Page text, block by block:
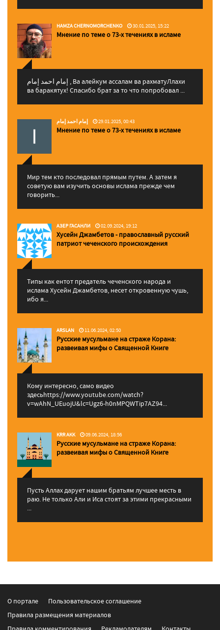
HAMZA CHERNOMORCHENKO 30.01.2025, 15:22
Мнение по теме о 73-х течениях в исламе
إمام احمد إمام , Ва алейкум ассалам ва рахматуЛлахи
ва баракятух! Спасибо брат за то что попробовал ...
إمام احمد إمام 29.01.2025, 00:43
Мнение по теме о 73-х течениях в исламе
Мир тем кто последовал прямым путем. А затем я
советую вам изучить основы ислама прежде чем
говорить...
АЗЕР ГАСАНЛИ 02.09.2024, 19:12
Хусейн Джамбетов - православный русский
патриот чеченского происхождения
Типы как ентот предатель чеченского народа и
ислама Хусейн Джамбетов, несет откровенную чушь,
ибо я...
ARSLAN 11.06.2024, 02:50
Русские мусульмане на страже Корана:
pазвеивая мифы о Священной Книге
Кому интересно, само видео
здесьhttps://www.youtube.com/watch?
v=wAhN_UEuojU&lc=Ugz6-h0nMPQWTip7AZ94...
KRR AKK 09.06.2024, 18:56
Русские мусульмане на страже Корана:
pазвеивая мифы о Священной Книге
Пусть Аллах дарует нашим братьям лучшее месть в
раю. Не только Али и Иса стоят за этими прекрасными
...
О портале
Пользовательское соглашение
Правила размещения материалов